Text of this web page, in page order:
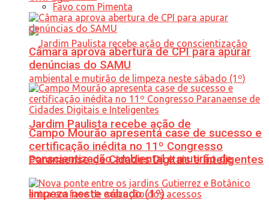
Jardim Paulista recebe ação de
conscientização ambiental e mutirão de
limpeza neste sábado (1º)
Favo com Pimenta
Câmara aprova abertura de CPI para apurar
denúncias do SAMU
Campo Mourão apresenta case de sucesso e
certificação inédita no 11º Congresso
Paranaense de Cidades Digitais e Inteligentes